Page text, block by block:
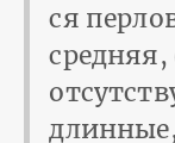
ся
средняя,